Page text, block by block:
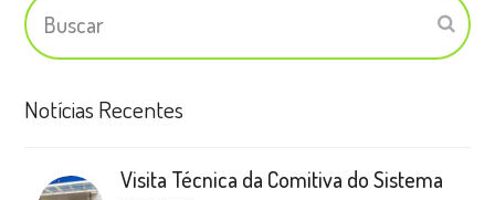
Notícias Recentes
Visita Técnica da Comitiva do Sistema